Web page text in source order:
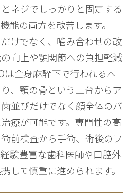
ネジでしっかりと固定する
能の両方を改善します。
けでなく、噛み合わせの改
向上や顎関節への負担軽減
は全身麻酔下で行われる本
、顎の骨という土台からア
並びだけでなく顔全体のバ
療が可能です。専門性の高
前検査から手術、術後のフ
験豊富な歯科医師や口腔外
して慎重に進められます。